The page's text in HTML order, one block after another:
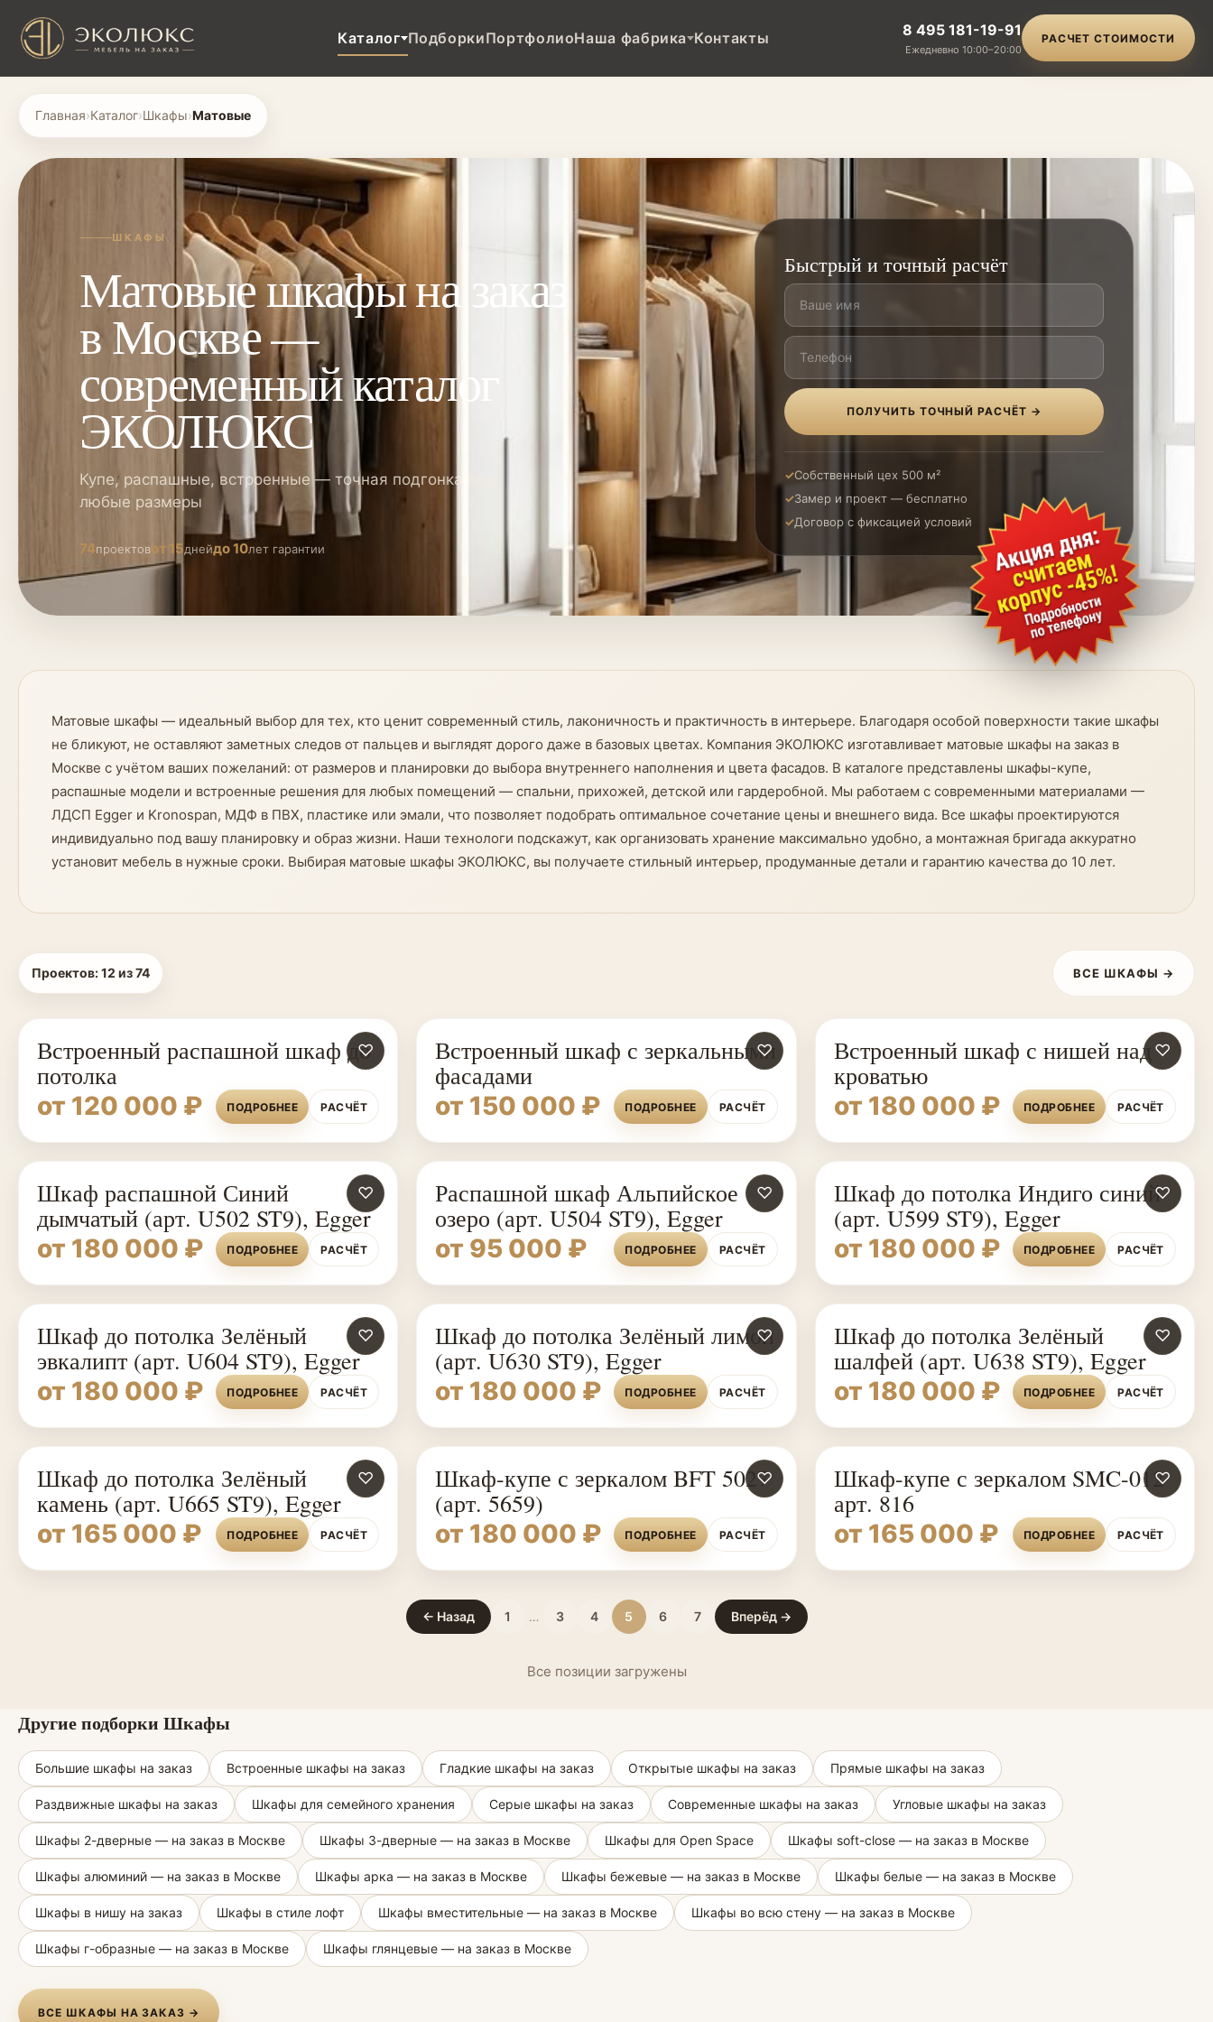
Каталог ПодборкиПортфолиоНаша фабрика Контакты 8 495 181-19-91
Ежедневно 10:00–20:00
РАСЧЕТ СТОИМОСТИ
Главная›Каталог›Шкафы›Матовые
ШКАФЫ
Матовые шкафы на заказ
в Москве —
современный каталог
ЭКОЛЮКС
Купе, распашные, встроенные — точная подгонка под
любые размеры
74проектовот 15днейдо 10лет гарантии
Быстрый и точный расчёт
ПОЛУЧИТЬ ТОЧНЫЙ РАСЧЁТ →
Собственный цех 500 м²
Замер и проект — бесплатно
Договор с фиксацией условий
Матовые шкафы — идеальный выбор для тех, кто ценит современный стиль, лаконичность и практичность в интерьере. Благодаря особой поверхности такие шкафы
не бликуют, не оставляют заметных следов от пальцев и выглядят дорого даже в базовых цветах. Компания ЭКОЛЮКС изготавливает матовые шкафы на заказ в
Москве с учётом ваших пожеланий: от размеров и планировки до выбора внутреннего наполнения и цвета фасадов. В каталоге представлены шкафы-купе,
распашные модели и встроенные решения для любых помещений — спальни, прихожей, детской или гардеробной. Мы работаем с современными материалами —
ЛДСП Egger и Kronospan, МДФ в ПВХ, пластике или эмали, что позволяет подобрать оптимальное сочетание цены и внешнего вида. Все шкафы проектируются
индивидуально под вашу планировку и образ жизни. Наши технологи подскажут, как организовать хранение максимально удобно, а монтажная бригада аккуратно
установит мебель в нужные сроки. Выбирая матовые шкафы ЭКОЛЮКС, вы получаете стильный интерьер, продуманные детали и гарантию качества до 10 лет.
Проектов:12 из74 ВСЕ ШКАФЫ →
♡
Встроенный распашной шкаф до
потолка
от 120 000 ₽
ПОДРОБНЕЕ РАСЧЁТ
♡
Встроенный шкаф с зеркальными
фасадами
от 150 000 ₽
ПОДРОБНЕЕ РАСЧЁТ
♡
Встроенный шкаф с нишей над
кроватью
от 180 000 ₽
ПОДРОБНЕЕ РАСЧЁТ
♡
Шкаф распашной Синий
дымчатый (арт. U502 ST9), Egger
от 180 000 ₽
ПОДРОБНЕЕ РАСЧЁТ
♡
Распашной шкаф Альпийское
озеро (арт. U504 ST9), Egger
от 95 000 ₽
ПОДРОБНЕЕ РАСЧЁТ
♡
Шкаф до потолка Индиго синий
(арт. U599 ST9), Egger
от 180 000 ₽
ПОДРОБНЕЕ РАСЧЁТ
♡
Шкаф до потолка Зелёный
эвкалипт (арт. U604 ST9), Egger
от 180 000 ₽
ПОДРОБНЕЕ РАСЧЁТ
♡
Шкаф до потолка Зелёный лимон
(арт. U630 ST9), Egger
от 180 000 ₽
ПОДРОБНЕЕ РАСЧЁТ
♡
Шкаф до потолка Зелёный
шалфей (арт. U638 ST9), Egger
от 180 000 ₽
ПОДРОБНЕЕ РАСЧЁТ
♡
Шкаф до потолка Зелёный
камень (арт. U665 ST9), Egger
от 165 000 ₽
ПОДРОБНЕЕ РАСЧЁТ
♡
Шкаф-купе с зеркалом BFT 5027
(арт. 5659)
от 180 000 ₽
ПОДРОБНЕЕ РАСЧЁТ
♡
Шкаф-купе с зеркалом SMC-012
арт. 816
от 165 000 ₽
ПОДРОБНЕЕ РАСЧЁТ
← Назад 1 … 3 4 5 6 7 Вперёд →
Все позиции загружены
Другие подборки Шкафы
Большие шкафы на заказ Встроенные шкафы на заказ Гладкие шкафы на заказ Открытые шкафы на заказ Прямые шкафы на заказ
Раздвижные шкафы на заказ Шкафы для семейного хранения Серые шкафы на заказ Современные шкафы на заказ Угловые шкафы на заказ
Шкафы 2-дверные — на заказ в Москве Шкафы 3-дверные — на заказ в Москве Шкафы для Open Space Шкафы soft-close — на заказ в Москве
Шкафы алюминий — на заказ в Москве Шкафы арка — на заказ в Москве Шкафы бежевые — на заказ в Москве Шкафы белые — на заказ в Москве
Шкафы в нишу на заказ Шкафы в стиле лофт Шкафы вместительные — на заказ в Москве Шкафы во всю стену — на заказ в Москве
Шкафы г-образные — на заказ в Москве Шкафы глянцевые — на заказ в Москве
ВСЕ ШКАФЫ НА ЗАКАЗ →